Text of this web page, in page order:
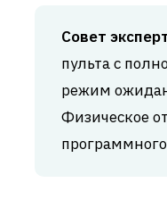
Совет
пульта с
режим
Физическое
программного